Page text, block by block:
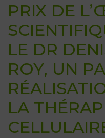
PRIX DE
LE DR
ROY, UN
LA